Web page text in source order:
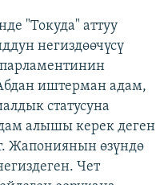
"Токуда" аттуу
негиздөөчүсү
иштерман адам,
статусуна
алышы керек деген
Жапониянын өзүндө
Чет